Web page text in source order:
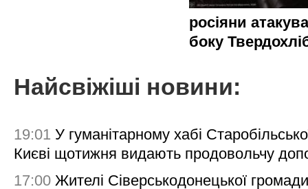
росіяни
боку
Найсвіжіші новини:
19:01 У гуманітарному хабі
Києві щотижня видають продовольчу
17:00 Жителі Сіверськодонецької